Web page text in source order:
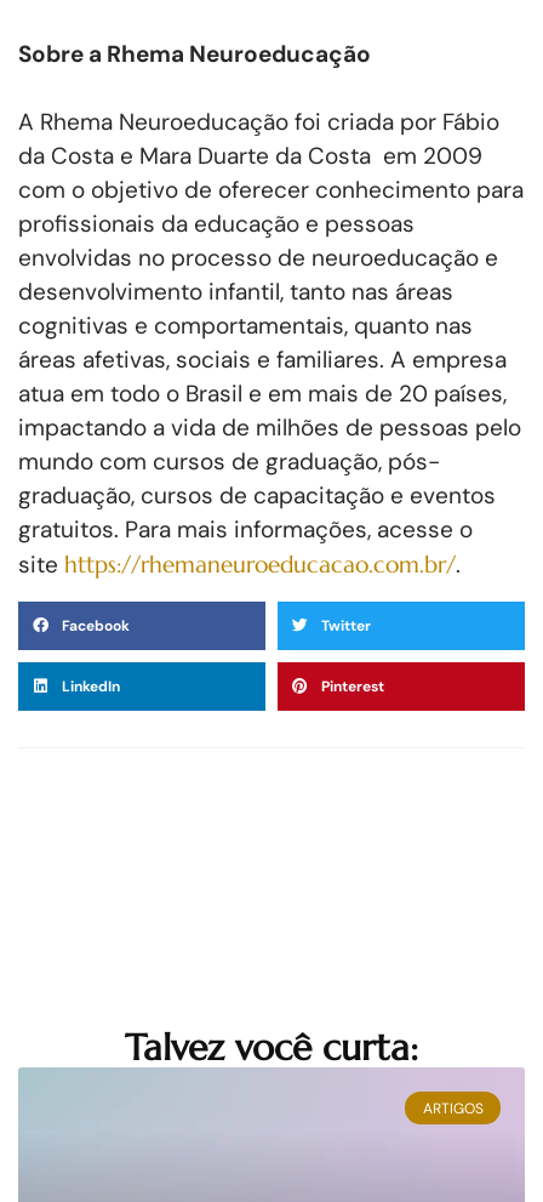
Sobre a Rhema Neuroeducação
A Rhema Neuroeducação foi criada por Fábio
da Costa e Mara Duarte da Costa em 2009
com o objetivo de oferecer conhecimento para
profissionais da educação e pessoas
envolvidas no processo de neuroeducação e
desenvolvimento infantil, tanto nas áreas
cognitivas e comportamentais, quanto nas
áreas afetivas, sociais e familiares. A empresa
atua em todo o Brasil e em mais de 20 países,
impactando a vida de milhões de pessoas pelo
mundo com cursos de graduação, pós-
graduação, cursos de capacitação e eventos
gratuitos. Para mais informações, acesse o
site https://rhemaneuroeducacao.com.br/.
Facebook Twitter
LinkedIn Pinterest
Talvez você curta:
ARTIGOS